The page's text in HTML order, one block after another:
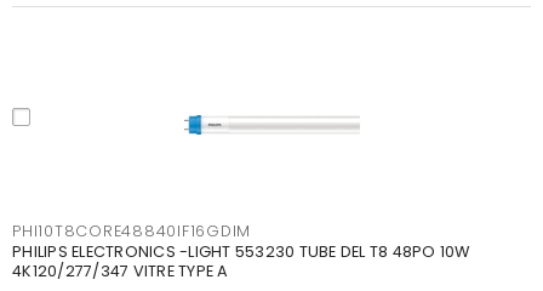
PHI10T8CORE48840IF16GDIM
PHILIPS ELECTRONICS -LIGHT 553230 TUBE DEL T8 48PO 10W
4K120/277/347 VITRE TYPE A